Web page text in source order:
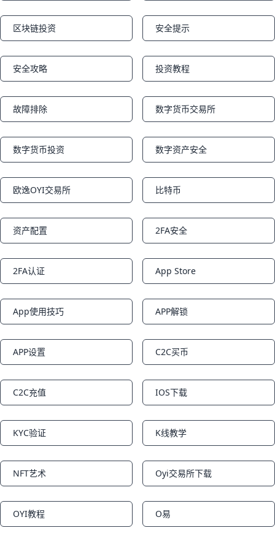
Notifications
区块链投资 Notifications
安全提示
Notifications
安全攻略 Notifications
投资教程
Notifications
故障排除 Notifications
数字货币交易所
Notifications
数字货币投资 Notifications
数字资产安全
Notifications
欧逸OYI交易所 Notifications
比特币
Notifications
资产配置 Notifications
2FA安全
Notifications
2FA认证 Notifications
App Store
Notifications
App使用技巧 Notifications
APP解锁
Notifications
APP设置 Notifications
C2C买币
Notifications
C2C充值 Notifications
IOS下载
Notifications
KYC验证 Notifications
K线教学
Notifications
NFT艺术 Notifications
Oyi交易所下载
Notifications
OYI教程 Notifications
O易